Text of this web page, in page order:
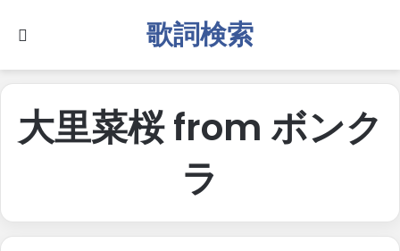
歌詞検索
大里菜桜 from ボンク
ラ